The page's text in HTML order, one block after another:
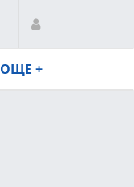
ОЩЕ +